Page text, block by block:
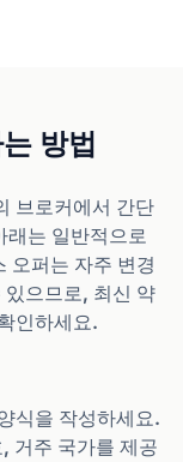
방법
브로커에서 간단
래는 일반적으로
오퍼는 자주 변경
으므로, 최신 약
인하세요.
식을 작성하세요.
거주 국가를 제공